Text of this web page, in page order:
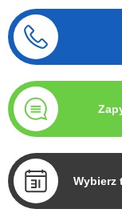
Wybierz